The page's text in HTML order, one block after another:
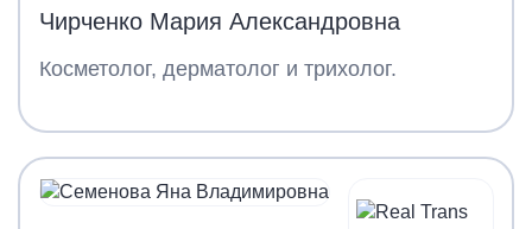
Чирченко Мария Александровна
Косметолог, дерматолог и трихолог.